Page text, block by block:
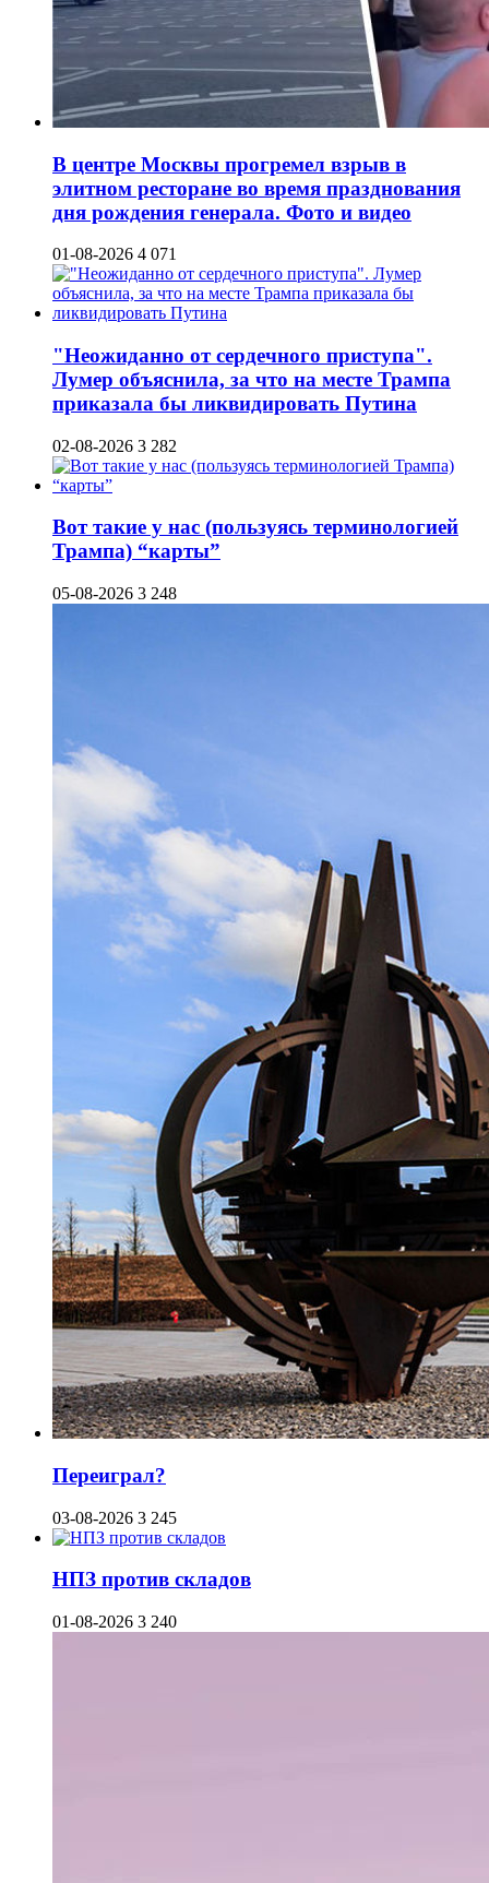
В центре Москвы прогремел взрыв в
элитном ресторане во время празднования
дня рождения генерала. Фото и видео
01-08-2026 4 071
"Неожиданно от сердечного приступа".
Лумер объяснила, за что на месте Трампа
приказала бы ликвидировать Путина
02-08-2026 3 282
Вот такие у нас (пользуясь терминологией
Трампа) “карты”
05-08-2026 3 248
Переиграл?
03-08-2026 3 245
НПЗ против складов
01-08-2026 3 240